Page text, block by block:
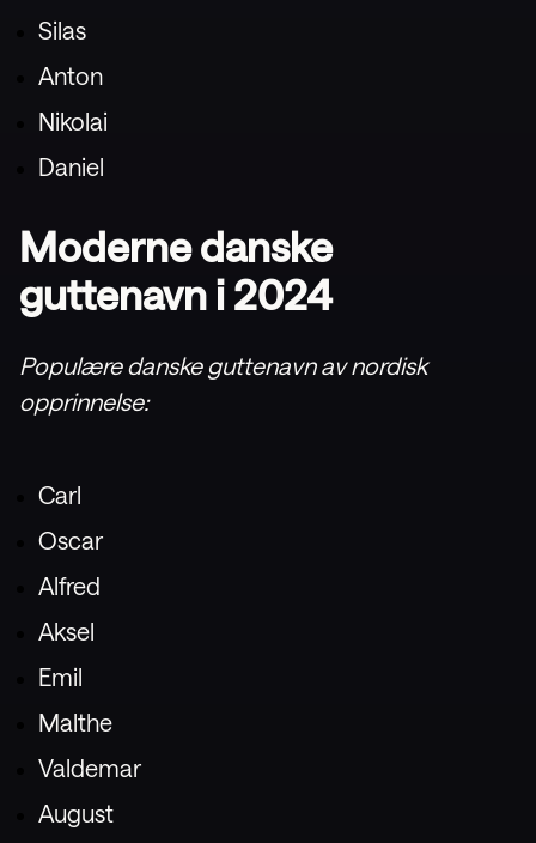
Silas
Anton
Nikolai
Daniel
Moderne danske
guttenavn i 2024
Populære danske guttenavn av nordisk
opprinnelse:
Carl
Oscar
Alfred
Aksel
Emil
Malthe
Valdemar
August